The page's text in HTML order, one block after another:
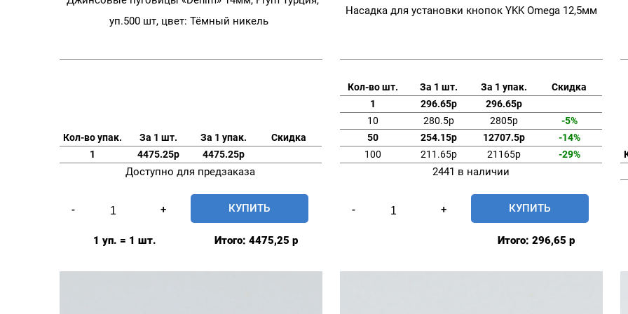
уп.500 шт, цвет: Тёмный никель
Кол-во упак. За 1 шт. За 1 упак.
Скидка
1
4475.25р 4475.25р
Доступно для предзаказа
-
товара
Джинсовые
"Denim"
+ КУПИТЬ
1 уп. = 1 шт. Итого: 4475,25 р
Насадка для установки кнопок YKK Omega 12,5мм
Кол-во шт. За 1 шт. За 1 упак.
Скидка
1
296.65р
296.65р
10
280.5р 2805р
-5%
50
254.15р 12707.5р
-14%
100
211.65р 21165р -29%
2441 в наличии
-
товара
установки
+ КУПИТЬ
Итого: 296,65 р